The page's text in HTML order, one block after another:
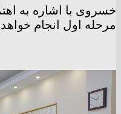
خسروی با اشاره به
مرحله اول انجام